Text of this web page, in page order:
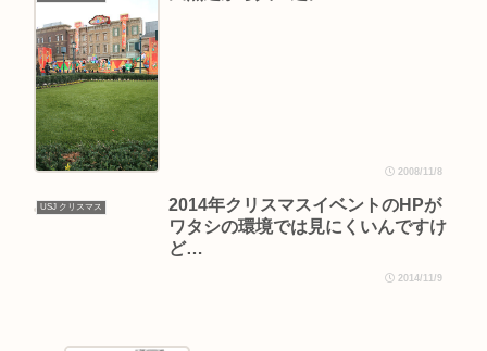
2008/11/8
USJ クリスマス
2014年クリスマスイベントのHPが
ワタシの環境では見にくいんですけ
ど…
2014/11/9